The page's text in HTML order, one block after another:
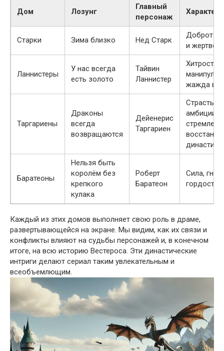
Дом Лозунг
Главный
персонаж
Старки Зима близко Нед Старк
Доброта,
и
Ланнистеры
У нас всегда
есть золото
Тайвин
Ланнистер
Хитрость,
жажда
Таргариены
Драконы
всегда
возвращаются
Дейенерис
Таргариен
Страсть,
амбиции и
династии.
Баратеоны
Нельзя быть
королём без
крепкого
кулака
Роберт
Баратеон
Сила, гнев
гордость.
Каждый из этих домов выполняет свою роль в драме,
развертывающейся на экране. Мы видим, как их связи и
конфликты влияют на судьбы персонажей и, в конечном
итоге, на всю историю Вестероса. Эти династические
интриги делают сериал таким увлекательным и
всеобъемлющим.